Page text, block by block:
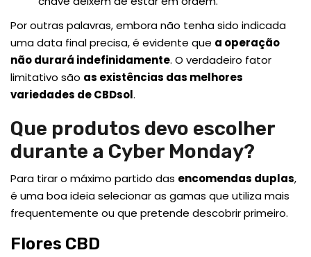
Por outras palavras, embora não tenha sido indicada
uma data final precisa, é evidente que a operação
não durará indefinidamente. O verdadeiro fator
limitativo são as existências das melhores
variedades de CBDsol.
Que produtos devo escolher
durante a Cyber Monday?
Para tirar o máximo partido das encomendas duplas,
é uma boa ideia selecionar as gamas que utiliza mais
frequentemente ou que pretende descobrir primeiro.
Flores CBD